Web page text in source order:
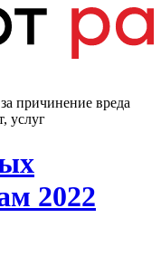
причинение вреда
услуг
2022